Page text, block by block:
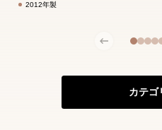
2012年製
カテゴ